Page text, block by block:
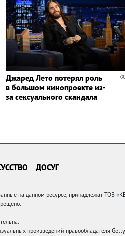
Джаред Лето потерял роль
в большом кинопроекте из-
за сексуального скандала
ДОСУГ
на данном ресурсе, принадлежат ТОВ
произведений правообладателя